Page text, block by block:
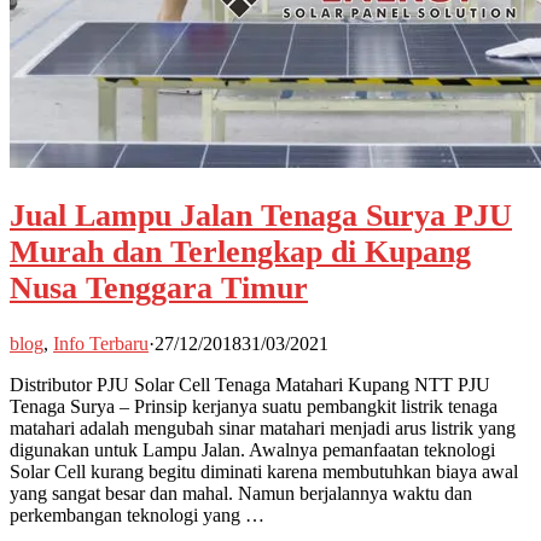
Jual Lampu Jalan Tenaga Surya PJU
Murah dan Terlengkap di Kupang
Nusa Tenggara Timur
blog, Info Terbaru·27/12/201831/03/2021
Distributor PJU Solar Cell Tenaga Matahari Kupang NTT PJU
Tenaga Surya – Prinsip kerjanya suatu pembangkit listrik tenaga
matahari adalah mengubah sinar matahari menjadi arus listrik yang
digunakan untuk Lampu Jalan. Awalnya pemanfaatan teknologi
Solar Cell kurang begitu diminati karena membutuhkan biaya awal
yang sangat besar dan mahal. Namun berjalannya waktu dan
perkembangan teknologi yang …